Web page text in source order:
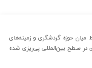
میان حوزه گردشگری و زمینه‌های
سطح بین‌المللی پی‌ریزی شده